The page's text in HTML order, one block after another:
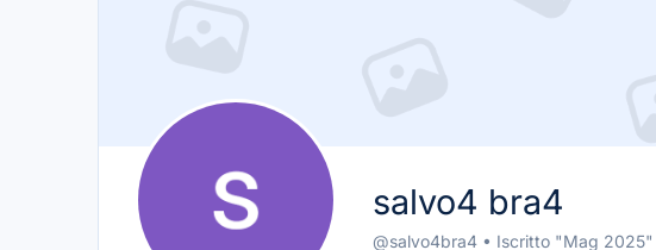
salvo4 bra4
@salvo4bra4 • Iscritto "Mag 2025"